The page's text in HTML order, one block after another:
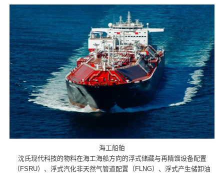
海工船舶
沈氏现代科技的物料在海工海船方向的浮式储藏与再精馏设备配置
（FSRU）、浮式汽化非天然气管道配置（FLNG）、浮式产生储卸油